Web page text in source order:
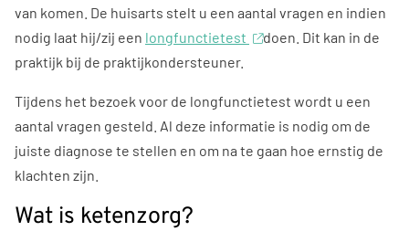
van komen. De huisarts stelt u een aantal vragen en indien
nodig laat hij/zij een longfunctietest
doen. Dit kan in de
praktijk bij de praktijkondersteuner.
Tijdens het bezoek voor de longfunctietest wordt u een
aantal vragen gesteld. Al deze informatie is nodig om de
juiste diagnose te stellen en om na te gaan hoe ernstig de
klachten zijn.
Wat is ketenzorg?